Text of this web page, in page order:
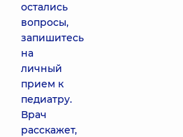
остались
вопросы,
запишитесь
на
личный
прием к
педиатру.
Врач
расскажет,